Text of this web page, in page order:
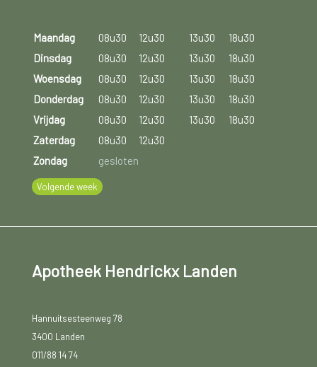
Maandag 08u30 12u30 13u30
18u30
Dinsdag
08u30 12u30 13u30
18u30
Woensdag
08u30 12u30 13u30
18u30
Donderdag
08u30 12u30 13u30
18u30
Vrijdag
08u30 12u30 13u30
18u30
Zaterdag
08u30
12u30
Zondag
gesloten
Volgende week
Apotheek Hendrickx Landen
Hannuitsesteenweg 78
3400 Landen
011/88 14 74